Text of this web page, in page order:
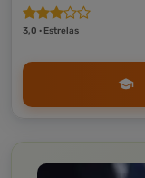
3,0 · Estrelas